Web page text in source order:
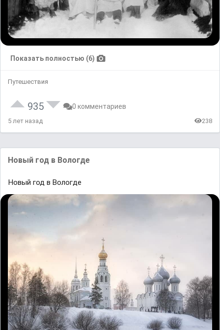
Показать полностью (6)
Путешествия
935 0 комментариев
5 лет назад 238
Новый год в Bологде
Новый год в Bологде